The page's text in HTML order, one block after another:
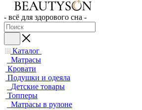
- всё для здорового сна -
Каталог
Матрасы
Кровати
Подушки и одеяла
Детские товары
Топперы
Матрасы в рулоне